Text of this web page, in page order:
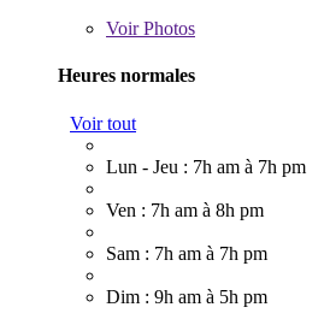
VoirPhotos
Heures normales
Voir tout
Lun - Jeu : 7h am à 7h pm
Ven : 7h am à 8h pm
Sam : 7h am à 7h pm
Dim : 9h am à 5h pm